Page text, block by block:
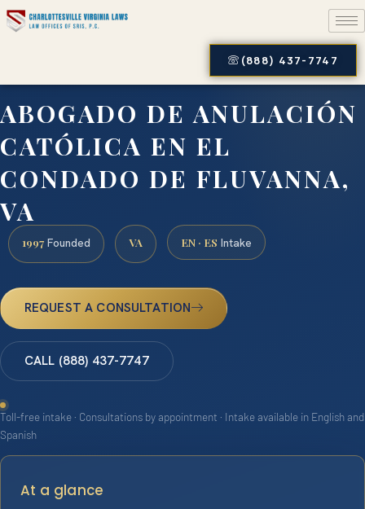
(888) 437-7747
ABOGADO DE ANULACIÓN
CATÓLICA EN EL
CONDADO DE FLUVANNA,
VA
1997 Founded VA EN · ES Intake
REQUEST A CONSULTATION
CALL (888) 437-7747
Toll-free intake · Consultations by appointment · Intake available in English and
Spanish
At a glance